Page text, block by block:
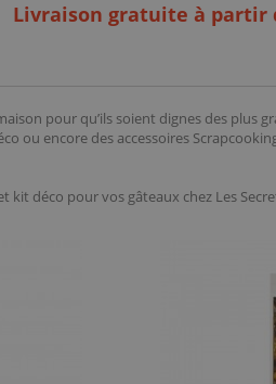
Livraison gratuite à partir
pour qu’ils soient dignes des plus
ou encore des accessoires
kit déco pour vos gâteaux chez Les